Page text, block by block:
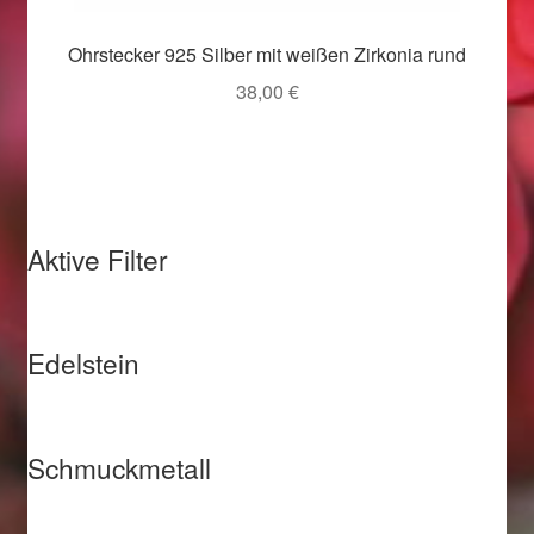
Valentinstag 2016
Warenkorb
Weihnachtsangebote 2016
Ohrstecker 925 Silber mit weißen Zirkonia rund
38,00 €
Aktive Filter
Edelstein
Schmuckmetall